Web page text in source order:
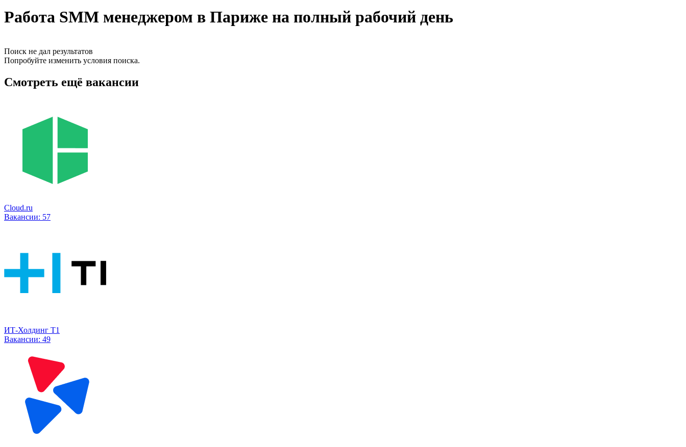
Работа SMM менеджером в Париже на полный рабочий день
Поиск не дал результатов
Попробуйте изменить условия поиска.
Смотреть ещё вакансии
Cloud.ru
Вакансии: 57
ИТ-Холдинг Т1
Вакансии: 49